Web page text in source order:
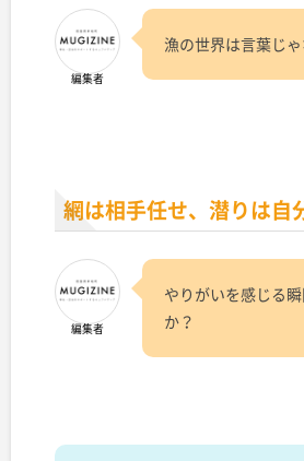
編集者
漁の世界は言葉じゃ
網は相手任せ、潜りは自
編集者
やりがいを感じる
か？